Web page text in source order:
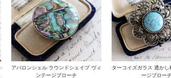
アバロンシェル ラウンドシェイプ ヴィ
ンテージブローチ
ターコイズガラス 透か
ージブロー